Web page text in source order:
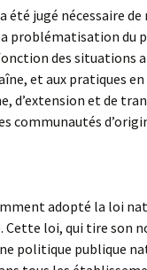
été jugé nécessaire
problématisation du
des situations
et aux pratiques
d’extension et de
communautés
adopté la loi
loi, qui tire son
politique publique